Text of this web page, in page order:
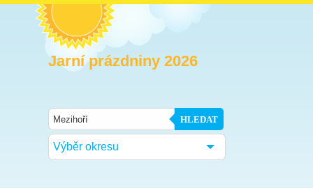
Jarní prázdniny 2026
HLEDAT
Výběr okresu